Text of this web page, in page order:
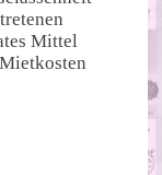
Mittel